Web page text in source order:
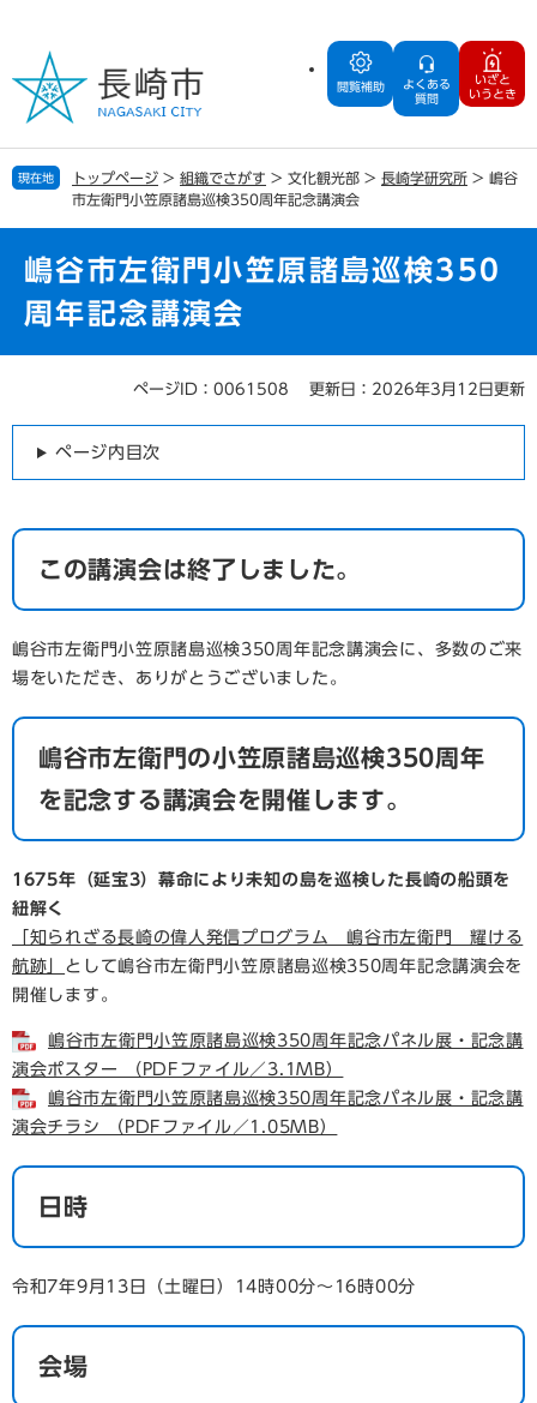
の
で
す
ー
ば
し
閲覧補助
よくある
質問
いざと
いうとき
現在地 トップページ > 組織でさがす > 文化観光部 > 長崎学研究所 > 嶋谷
市左衛門小笠原諸島巡検350周年記念講演会
嶋谷市左衛門小笠原諸島巡検350
周年記念講演会
ページID：0061508 更新日：2026年3月12日更新
ページ内目次
この講演会は終了しました。
嶋谷市左衛門小笠原諸島巡検350周年記念講演会に、多数のご来
場をいただき、ありがとうございました。
嶋谷市左衛門の小笠原諸島巡検350周年
を記念する講演会を開催します。
1675年（延宝3）幕命により未知の島を巡検した長崎の船頭を
紐解く
「知られざる長崎の偉人発信プログラム 嶋谷市左衛門 耀ける
航跡」 として嶋谷市左衛門小笠原諸島巡検350周年記念講演会を
開催します。​
嶋谷市左衛門小笠原諸島巡検350周年記念パネル展・記念講
演会ポスター （PDFファイル／3.1MB）
嶋谷市左衛門小笠原諸島巡検350周年記念パネル展・記念講
演会チラシ （PDFファイル／1.05MB）
日時
令和7年9月13日（土曜日）14時00分～16時00分
会場